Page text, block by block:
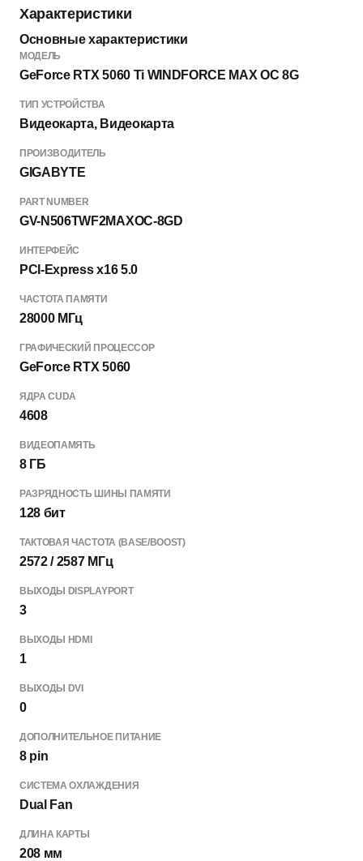
Характеристики
Основные характеристики
МОДЕЛЬ
GeForce RTX 5060 Ti WINDFORCE MAX OC 8G
ТИП УСТРОЙСТВА
Видеокарта, Видеокарта
ПРОИЗВОДИТЕЛЬ
GIGABYTE
PART NUMBER
GV-N506TWF2MAXOC-8GD
ИНТЕРФЕЙС
PCI-Express x16 5.0
ЧАСТОТА ПАМЯТИ
28000 МГц
ГРАФИЧЕСКИЙ ПРОЦЕССОР
GeForce RTX 5060
ЯДРА CUDA
4608
ВИДЕОПАМЯТЬ
8 ГБ
РАЗРЯДНОСТЬ ШИНЫ ПАМЯТИ
128 бит
ТАКТОВАЯ ЧАСТОТА (BASE/BOOST)
2572 / 2587 МГц
ВЫХОДЫ DISPLAYPORT
3
ВЫХОДЫ HDMI
1
ВЫХОДЫ DVI
0
ДОПОЛНИТЕЛЬНОЕ ПИТАНИЕ
8 pin
СИСТЕМА ОХЛАЖДЕНИЯ
Dual Fan
ДЛИНА КАРТЫ
208 мм